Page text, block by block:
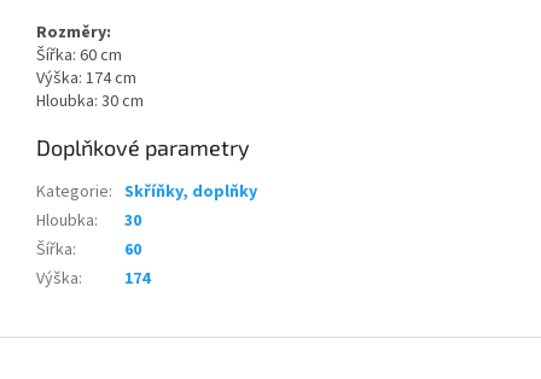
Rozměry:
Šířka: 60 cm
Výška: 174 cm
Hloubka: 30 cm
Doplňkové parametry
Kategorie: Skříňky, doplňky
Hloubka:
30
Šířka:
60
Výška: 174